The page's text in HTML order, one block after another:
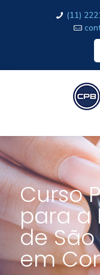
(11)
Curso
para a
de São
em